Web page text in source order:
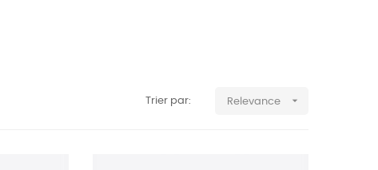
Trier par: Relevance 